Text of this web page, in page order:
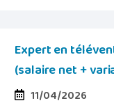
Expert en
(salaire net +
11/04/2026